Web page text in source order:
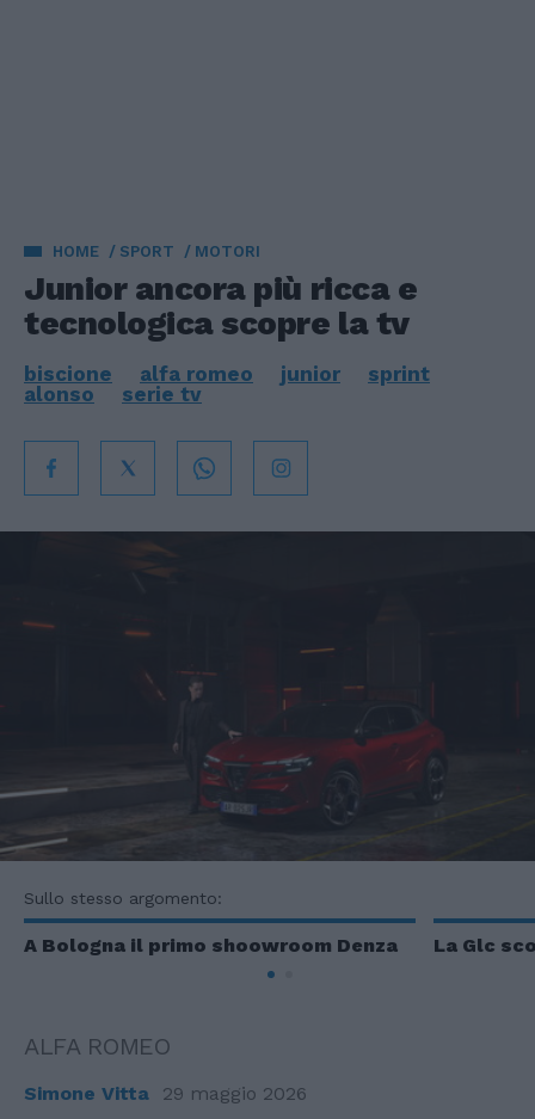
HOME SPORT MOTORI
Junior ancora più ricca e
tecnologica scopre la tv
biscione alfa romeo junior
sprint
alonso
serie tv
Sullo stesso argomento:
A Bologna il primo shoowroom Denza La Glc
ALFA ROMEO
Simone Vitta 29 maggio 2026